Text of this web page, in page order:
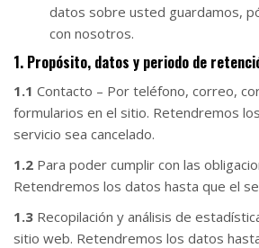
datos sobre usted guardamos,
con nosotros.
1. Propósito, datos y periodo de
1.1 Contacto – Por teléfono, correo,
formularios en el sitio. Retendremos
servicio sea cancelado.
1.2 Para poder cumplir con las
Retendremos los datos hasta que el
1.3 Recopilación y análisis de
sitio web. Retendremos los datos